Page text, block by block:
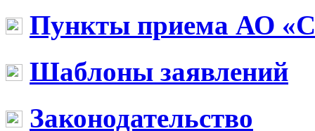
Пункты приема АО
Шаблоны заявлений
Законодательство